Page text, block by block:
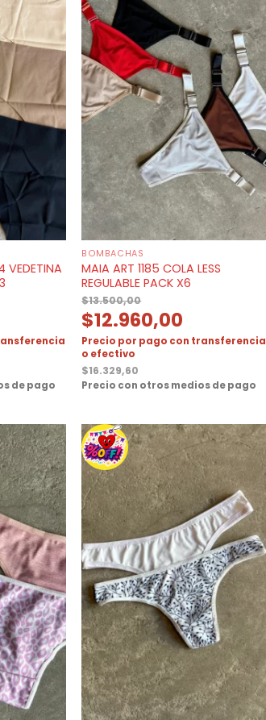
VEDETINA
de pago
BOMBACHAS
MAIA ART 1185 COLA LESS
REGULABLE PACK X6
$13.500,00
$12.960,00
Precio por pago con transferencia
o efectivo
$16.329,60
Precio con otros medios de pago